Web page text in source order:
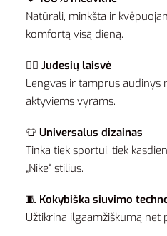
Natūrali, minkšta ir
komfortą visą dieną.
🏃‍♂️ Judesių laisvė
Lengvas ir tamprus audinys
aktyviems vyrams.
👕 Universalus dizainas
Tinka tiek sportui, tiek
„Nike“ stilius.
🧵 Kokybiška siuvimo
Užtikrina ilgaamžiškumą net